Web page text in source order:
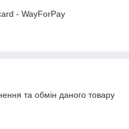
- WayForPay
та обмін даного товару